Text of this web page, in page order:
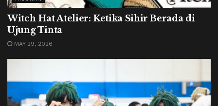
Witch Hat Atelier: Ketika Sihir Berada di
Ujung Tinta
MAY 29, 2026